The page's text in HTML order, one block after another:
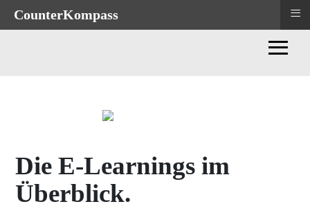
≡
Die E-Learnings im
Überblick.
CounterKompass ≡
CounterKompass ≡